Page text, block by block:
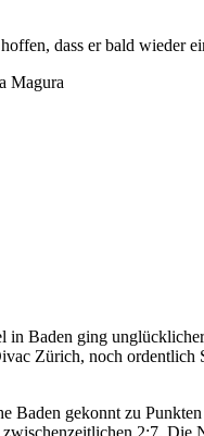
dass er bald wieder
Magura
Baden ging
Zürich, noch
gekonnt zu
2:7. Die